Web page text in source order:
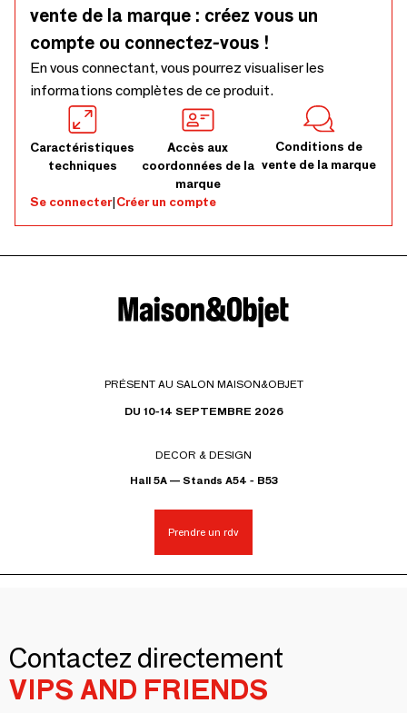
vente de la marque : créez vous un
compte ou connectez-vous !
En vous connectant, vous pourrez visualiser les
informations complètes de ce produit.
Caractéristiques
techniques
Accès aux
coordonnées de la
marque
Conditions de
vente de la marque
Se connecter|Créer un compte
PRÉSENT AU SALON MAISON&OBJET
DU 10-14 SEPTEMBRE 2026
DECOR & DESIGN
Hall 5A — Stands A54 - B53
Prendre un rdv
Contactez directement
VIPS AND FRIENDS